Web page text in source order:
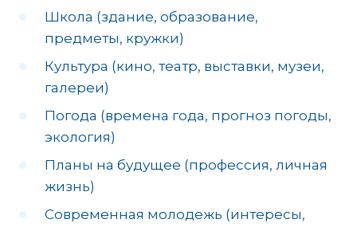
Школа (здание, образование,
предметы, кружки)
Культура (кино, театр, выставки, музеи,
галереи)
Погода (времена года, прогноз погоды,
экология)
Планы на будущее (профессия, личная
жизнь)
Современная молодежь (интересы,